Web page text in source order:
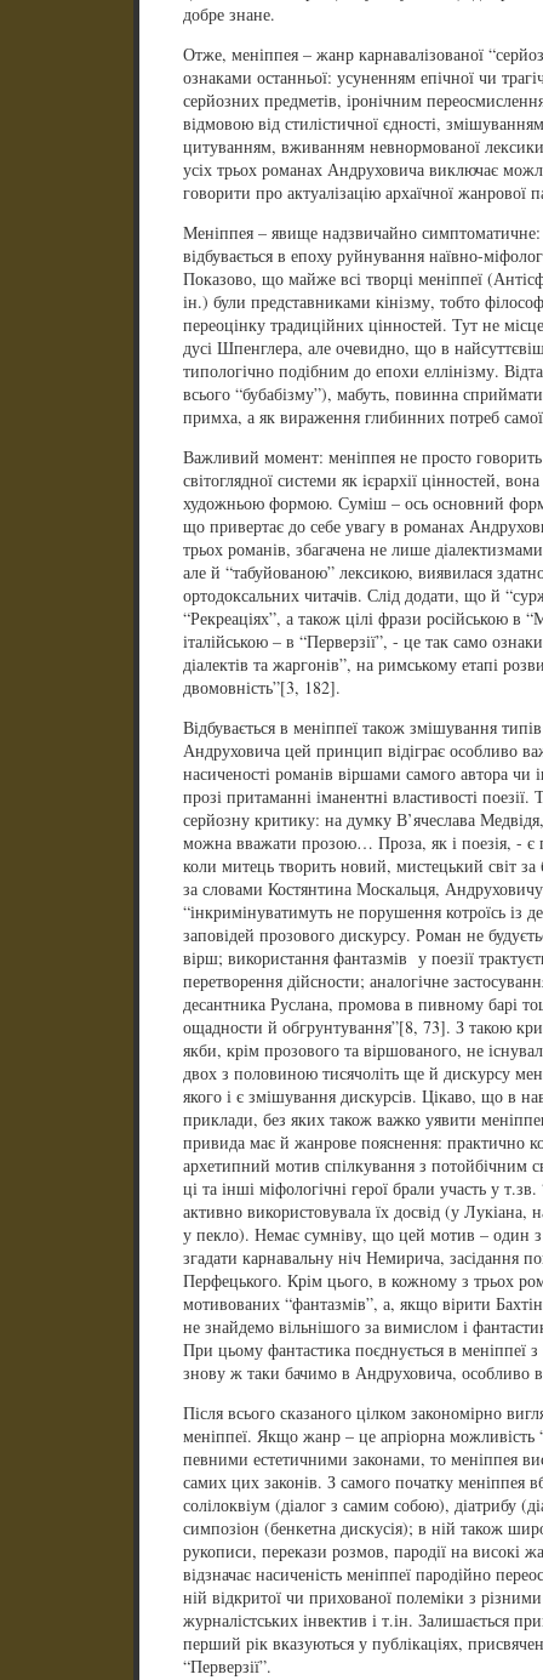
добре знане.
Отже, меніппея – жанр карнавалізованої
ознаками останньої: усуненням епічної чи
серйозних предметів, іронічним
відмовою від стилістичної єдності,
цитуванням, вживанням невнормованої
усіх трьох романах Андруховича виключає
говорити про актуалізацію архаїчної жанрової
Меніппея – явище надзвичайно симптоматичне:
відбувається в епоху руйнування наївно-
Показово, що майже всі творці меніппеї
ін.) були представниками кінізму, тобто
переоцінку традиційних цінностей. Тут не
дусі Шпенглера, але очевидно, що в
типологічно подібним до епохи еллінізму.
всього “бубабізму”), мабуть, повинна
примха, а як вираження глибинних потреб
Важливий момент: меніппея не просто
світоглядної системи як ієрархії цінностей,
художньою формою. Суміш – ось основний
що привертає до себе увагу в романах
трьох романів, збагачена не лише
але й “табуйованою” лексикою, виявилася
ортодоксальних читачів. Слід додати, що й
“Рекреаціях”, а також цілі фрази російською в
італійською – в “Перверзії”, - це так само
діалектів та жаргонів”, на римському етапі
двомовність”[3, 182].
Відбувається в меніппеї також змішування
Андруховича цей принцип відіграє особливо
насиченості романів віршами самого автора
прозі притаманні іманентні властивості
серйозну критику: на думку В’ячеслава
можна вважати прозою… Проза, як і поезія, - є
коли митець творить новий, мистецький світ
за словами Костянтина Москальця,
“інкримінуватимуть не порушення котроїсь із
заповідей прозового дискурсу. Роман не
вірш; використання фантазмів у поезії
перетворення дійсности; аналогічне
десантника Руслана, промова в пивному барі
ощадности й обгрунтування”[8, 73]. З такою
якби, крім прозового та віршованого, не
двох з половиною тисячоліть ще й дискурсу
якого і є змішування дискурсів. Цікаво, що в
приклади, без яких також важко уявити
привида має й жанрове пояснення: практично
архетипний мотив спілкування з потойбічним
ці та інші міфологічні герої брали участь у
активно використовувала їх досвід (у
у пекло). Немає сумніву, що цей мотив – один
згадати карнавальну ніч Немирича, засідання
Перфецького. Крім цього, в кожному з трьох
мотивованих “фантазмів”, а, якщо вірити
не знайдемо вільнішого за вимислом і
При цьому фантастика поєднується в меніппеї
знову ж таки бачимо в Андруховича, особливо в
Після всього сказаного цілком закономірно
меніппеї. Якщо жанр – це апріорна можливість
певними естетичними законами, то меніппея
самих цих законів. З самого початку меніппея
солілоквіум (діалог з самим собою), діатрибу
симпозіон (бенкетна дискусія); в ній також
рукописи, перекази розмов, пародії на високі
відзначає насиченість меніппеї пародійно
ній відкритої чи прихованої полеміки з
журналістських інвектив і т.ін. Залишається
перший рік вказуються у публікаціях,
“Перверзії”.